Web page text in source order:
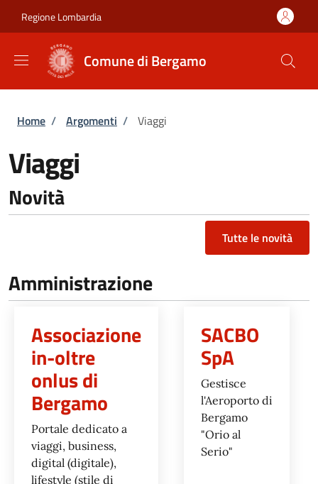
Regione Lombardia
Comune di Bergamo
Briciole di pane
Home / Argomenti / Viaggi
Viaggi
Novità
Tutte le novità
Amministrazione
Associazione
in-oltre
onlus di
Bergamo
Portale dedicato a
viaggi, business,
digital (digitale),
lifestyle (stile di
SACBO
SpA
Gestisce
l'Aeroporto di
Bergamo
"Orio al
Serio"